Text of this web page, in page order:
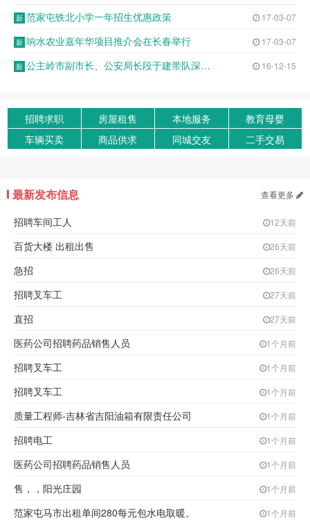
范家屯铁北小学一年招生优惠政策 17-03-07
响水农业嘉年华项目推介会在长春举行 17-03-07
公主岭市副市长、公安局长段于建带队深入基层派出所开展调研座谈 16-12-15
招聘求职 房屋租售 本地服务
教育母婴
车辆买卖
商品供求 同城交友 二手交易
最新发布信息 查看更多
招聘车间工人 12天前
百货大楼 出租出售 26天前
急招 26天前
招聘叉车工 27天前
直招 27天前
医药公司招聘药品销售人员 1个月前
招聘叉车工 1个月前
招聘叉车工 1个月前
质量工程师-吉林省吉阳油箱有限责任公司 1个月前
招聘电工 1个月前
医药公司招聘药品销售人员 1个月前
售，，阳光庄园 1个月前
范家屯马市出租单间280每元包水电取暖。 1个月前